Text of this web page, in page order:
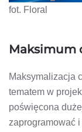
fot. Floral
Maksimum
Maksymalizacja
tematem w
poświęcona
zaprogramować